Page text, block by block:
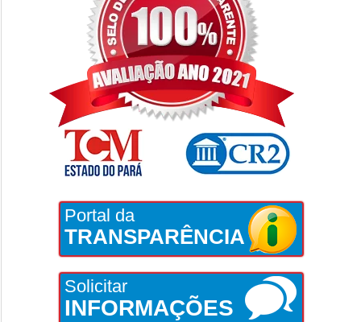
Portal da
TRANSPARÊNCIA
Solicitar
INFORMAÇÕES